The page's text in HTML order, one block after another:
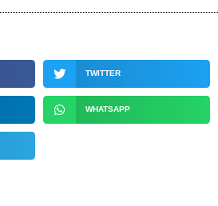
TWITTER
WHATSAPP